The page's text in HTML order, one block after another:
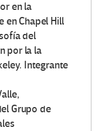
en la
en Chapel Hill
del
por la la
Integrante
Grupo de